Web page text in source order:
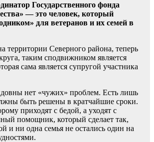
Государственного фонда
— это человек, который
для ветеранов и их семей в
территории Северного района, теперь
таким сподвижником является
сама является супругой участника
нет «чужих» проблем. Есть лишь
быть решены в кратчайшие сроки.
приходят с бедой, а уходят с
помощник, который сделает так,
и ни одна семья не остались один на